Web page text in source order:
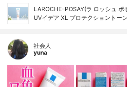
LAROCHE-POSAY(ラ ロッシュ ポ
UVイデア XL プロテクショントー
社会人
yuna